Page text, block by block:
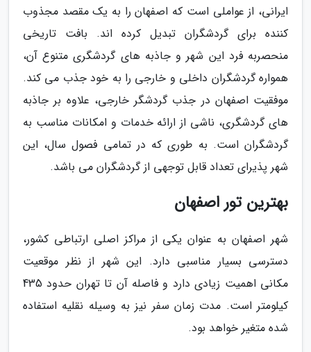
ایرانی، از عواملی است که اصفهان را به یک مقصد مجذوب
کننده برای گردشگران تبدیل کرده اند. بافت تاریخی
منحصربه فرد این شهر و جاذبه های گردشگری متنوع آن،
همواره گردشگران داخلی و خارجی را به خود جذب می کند.
موفقیت اصفهان در جذب گردشگر خارجی، علاوه بر جاذبه
های گردشگری، ناشی از ارائه خدمات و امکانات مناسب به
گردشگران است. به طوری که در تمامی فصول سال، این
شهر پذیرای تعداد قابل توجهی از گردشگران می باشد.
بهترین تور اصفهان
شهر اصفهان به عنوان یکی از مراکز اصلی ارتباطی کشور،
دسترسی بسیار مناسبی دارد. این شهر از نظر موقعیت
مکانی اهمیت زیادی دارد و فاصله آن تا تهران حدود 435
کیلومتر است. مدت زمان سفر نیز به وسیله نقلیه استفاده
شده متغیر خواهد بود.